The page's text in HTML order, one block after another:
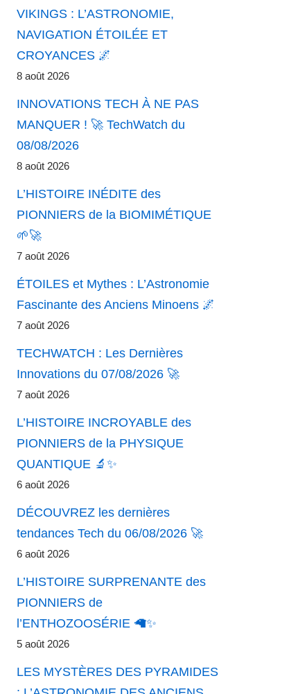
VIKINGS : L’ASTRONOMIE,
NAVIGATION ÉTOILÉE ET
CROYANCES 🌌
8 août 2026
INNOVATIONS TECH À NE PAS
MANQUER ! 🚀 TechWatch du
08/08/2026
8 août 2026
L’HISTOIRE INÉDITE des
PIONNIERS de la BIOMIMÉTIQUE
🌱🚀
7 août 2026
ÉTOILES et Mythes : L’Astronomie
Fascinante des Anciens Minoens 🌌
7 août 2026
TECHWATCH : Les Dernières
Innovations du 07/08/2026 🚀
7 août 2026
L’HISTOIRE INCROYABLE des
PIONNIERS de la PHYSIQUE
QUANTIQUE 🔬✨
6 août 2026
DÉCOUVREZ les dernières
tendances Tech du 06/08/2026 🚀
6 août 2026
L’HISTOIRE SURPRENANTE des
PIONNIERS de
l’ENTHOZOOSÉRIE 🦙✨
5 août 2026
LES MYSTÈRES DES PYRAMIDES